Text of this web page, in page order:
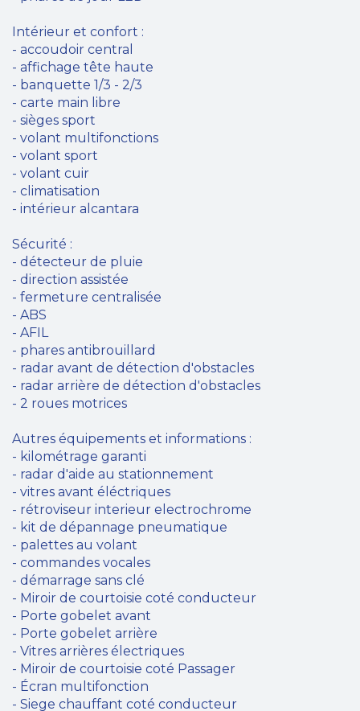
Intérieur et confort :
- accoudoir central
- affichage tête haute
- banquette 1/3 - 2/3
- carte main libre
- sièges sport
- volant multifonctions
- volant sport
- volant cuir
- climatisation
- intérieur alcantara
Sécurité :
- détecteur de pluie
- direction assistée
- fermeture centralisée
- ABS
- AFIL
- phares antibrouillard
- radar avant de détection d'obstacles
- radar arrière de détection d'obstacles
- 2 roues motrices
Autres équipements et informations :
- kilométrage garanti
- radar d'aide au stationnement
- vitres avant éléctriques
- rétroviseur interieur electrochrome
- kit de dépannage pneumatique
- palettes au volant
- commandes vocales
- démarrage sans clé
- Miroir de courtoisie coté conducteur
- Porte gobelet avant
- Porte gobelet arrière
- Vitres arrières électriques
- Miroir de courtoisie coté Passager
- Écran multifonction
- Siege chauffant coté conducteur